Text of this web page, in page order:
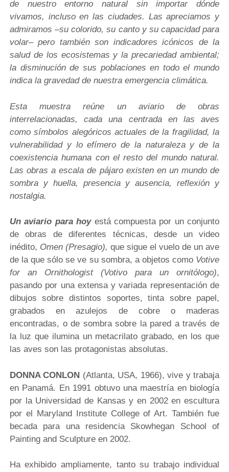
de nuestro entorno natural sin importar dónde
vivamos, incluso en las ciudades. Las apreciamos y
admiramos –su colorido, su canto y su capacidad para
volar– pero también son indicadores icónicos de la
salud de los ecosistemas y la precariedad ambiental;
la disminución de sus poblaciones en todo el mundo
indica la gravedad de nuestra emergencia climática.
Esta muestra reúne un aviario de obras
interrelacionadas, cada una centrada en las aves
como símbolos alegóricos actuales de la fragilidad, la
vulnerabilidad y lo efímero de la naturaleza y de la
coexistencia humana con el resto del mundo natural.
Las obras a escala de pájaro existen en un mundo de
sombra y huella, presencia y ausencia, reflexión y
nostalgia.
Un aviario para hoyestá compuesta por un conjunto
de obras de diferentes técnicas, desde un video
inédito, Omen (Presagio), que sigue el vuelo de un ave
de la que sólo se ve su sombra, a objetos como Votive
for an Ornithologist (Votivo para un ornitólogo),
pasando por una extensa y variada representación de
dibujos sobre distintos soportes, tinta sobre papel,
grabados en azulejos de cobre o maderas
encontradas, o de sombra sobre la pared a través de
la luz que ilumina un metacrilato grabado, en los que
las aves son las protagonistas absolutas.
DONNA CONLON (Atlanta, USA, 1966), vive y trabaja
en Panamá. En 1991 obtuvo una maestría en biología
por la Universidad de Kansas y en 2002 en escultura
por el Maryland Institute College of Art. También fue
becada para una residencia Skowhegan School of
Painting and Sculpture en 2002.
Ha exhibido ampliamente, tanto su trabajo individual